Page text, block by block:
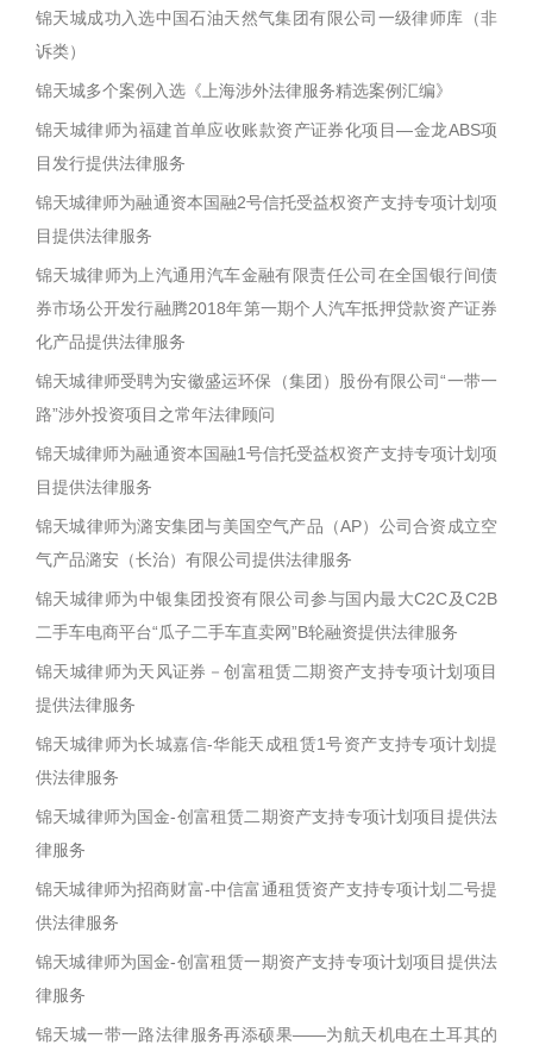
锦天城成功入选中国石油天然气集团有限公司一级律师库（非
诉类）
锦天城多个案例入选《上海涉外法律服务精选案例汇编》
锦天城律师为福建首单应收账款资产证券化项目—金龙ABS项
目发行提供法律服务
锦天城律师为融通资本国融2号信托受益权资产支持专项计划项
目提供法律服务
锦天城律师为上汽通用汽车金融有限责任公司在全国银行间债
券市场公开发行融腾2018年第一期个人汽车抵押贷款资产证券
化产品提供法律服务
锦天城律师受聘为安徽盛运环保（集团）股份有限公司“一带一
路”涉外投资项目之常年法律顾问
锦天城律师为融通资本国融1号信托受益权资产支持专项计划项
目提供法律服务
锦天城律师为潞安集团与美国空气产品（AP）公司合资成立空
气产品潞安（长治）有限公司提供法律服务
锦天城律师为中银集团投资有限公司参与国内最大C2C及C2B
二手车电商平台“瓜子二手车直卖网”B轮融资提供法律服务
锦天城律师为天风证券－创富租赁二期资产支持专项计划项目
提供法律服务
锦天城律师为长城嘉信-华能天成租赁1号资产支持专项计划提
供法律服务
锦天城律师为国金-创富租赁二期资产支持专项计划项目提供法
律服务
锦天城律师为招商财富-中信富通租赁资产支持专项计划二号提
供法律服务
锦天城律师为国金-创富租赁一期资产支持专项计划项目提供法
律服务
锦天城一带一路法律服务再添硕果——为航天机电在土耳其的